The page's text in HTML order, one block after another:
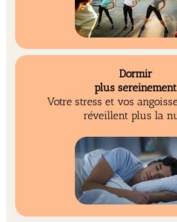
Dormir
plus sereinement
Votre stress et vos
réveillent plus la